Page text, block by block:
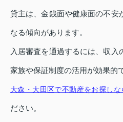
貸主は、金銭面や健康面の不安
なる傾向があります。
入居審査を通過するには、収入
家族や保証制度の活用が効果的
大森・大田区で不動産をお探し
ださい。